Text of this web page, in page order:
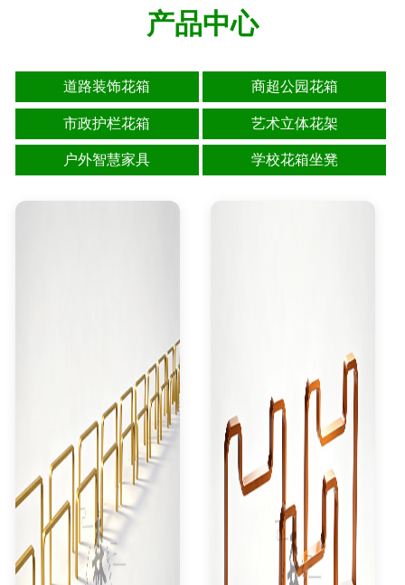
产品中心
道路装饰花箱 商超公园花箱
市政护栏花箱 艺术立体花架
户外智慧家具 学校花箱坐凳